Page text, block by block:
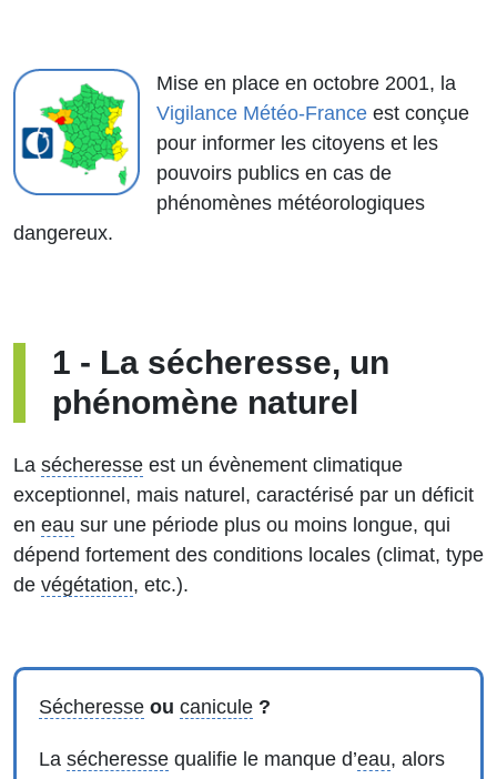
Mise en place en octobre 2001, la
Vigilance Météo-France est conçue
pour informer les citoyens et les
pouvoirs publics en cas de
phénomènes météorologiques
dangereux.
1 - La sécheresse, un
phénomène naturel
La sécheresse est un évènement climatique
exceptionnel, mais naturel, caractérisé par un déficit
en eau sur une période plus ou moins longue, qui
dépend fortement des conditions locales (climat, type
de végétation, etc.).
Sécheresse ou canicule ?
La sécheresse qualifie le manque d’eau, alors